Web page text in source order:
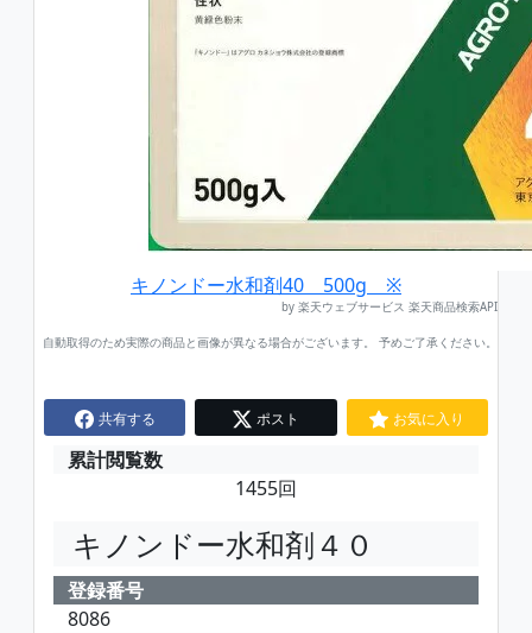
キノンドー水和剤40 500g ※
by 楽天ウェブサービス 楽天商品検索API
自動取得のため実際の商品と画像が異なる場合がございます。 予めご了承ください。
共有する ポスト お気に入り
累計閲覧数
1455回
キノンドー水和剤４０
登録番号
8086